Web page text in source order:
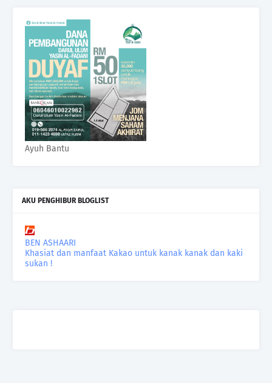
Ayuh Bantu
AKU PENGHIBUR BLOGLIST
BEN ASHAARI
Khasiat dan manfaat Kakao untuk kanak kanak dan kaki
sukan !